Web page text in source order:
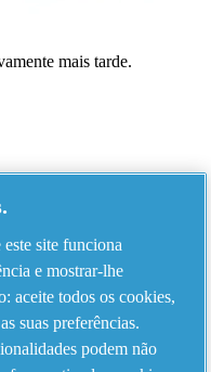
mais tarde.
Maggiore, Vicenza Italy
site funciona
e mostrar-lhe
aceite todos os cookies,
suas preferências.
podem não